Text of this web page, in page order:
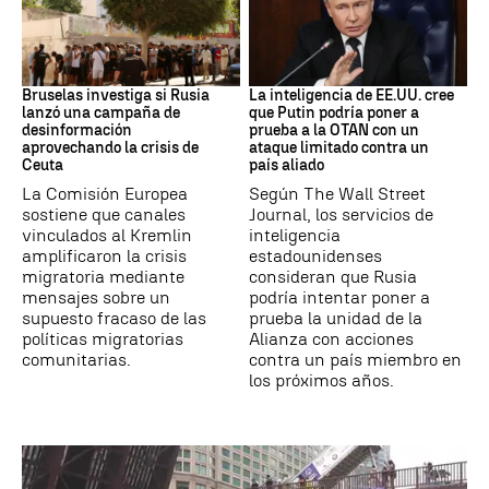
Desinformación rusa
Bruselas investiga si Rusia
lanzó una campaña de
desinformación
aprovechando la crisis de
Ceuta
La Comisión Europea
sostiene que canales
vinculados al Kremlin
amplificaron la crisis
migratoria mediante
mensajes sobre un
supuesto fracaso de las
políticas migratorias
comunitarias.
OTAN
La inteligencia de EE.UU. cree
que Putin podría poner a
prueba a la OTAN con un
ataque limitado contra un
país aliado
Según The Wall Street
Journal, los servicios de
inteligencia
estadounidenses
consideran que Rusia
podría intentar poner a
prueba la unidad de la
Alianza con acciones
contra un país miembro en
los próximos años.